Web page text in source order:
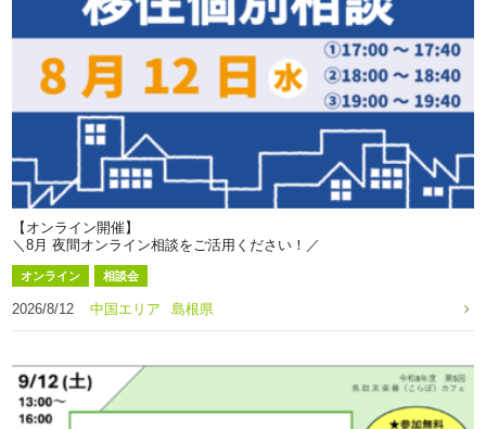
【オンライン開催】
＼8月 夜間オンライン相談をご活用ください！／
オンライン 相談会
2026/8/12 中国エリア 島根県